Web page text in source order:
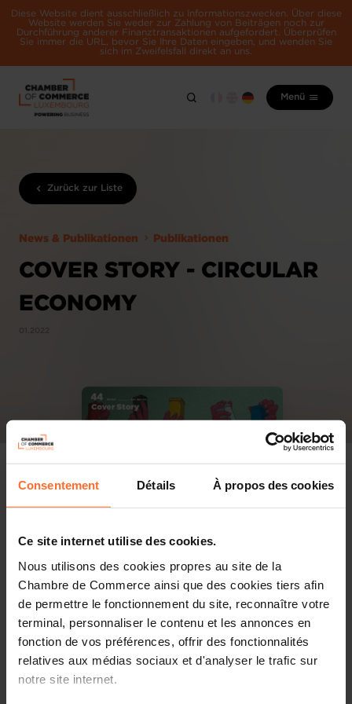
Consentement Détails À propos des cookies
Ce site internet utilise des cookies.
Nous utilisons des cookies propres au site de la
Chambre de Commerce ainsi que des cookies tiers afin
de permettre le fonctionnement du site, reconnaître votre
terminal, personnaliser le contenu et les annonces en
fonction de vos préférences, offrir des fonctionnalités
relatives aux médias sociaux et d'analyser le trafic sur
notre site internet.
Diese Website dient ausschließlich zu Informationszwecken. Über diese
Website werden Sie weder zur Zahlung von Beiträgen noch zur
Durchführung anderer Finanztransaktionen aufgefordert. Überprüfen
Sie immer die URL, bevor Sie Ihre Daten eingeben, und wenden Sie
sich im Zweifelsfall direkt an uns.
Menü
Zurück zur Liste
News & Publikationen Publikationen
COVER STORY - CIRCULAR
ECONOMY